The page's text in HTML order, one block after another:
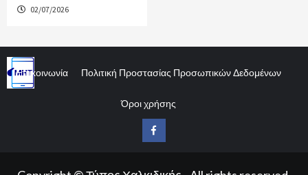
02/07/2026
Επικοινωνία Πολιτική Προστασίας Προσωπικών Δεδομένων
Όροι χρήσης
Facebook